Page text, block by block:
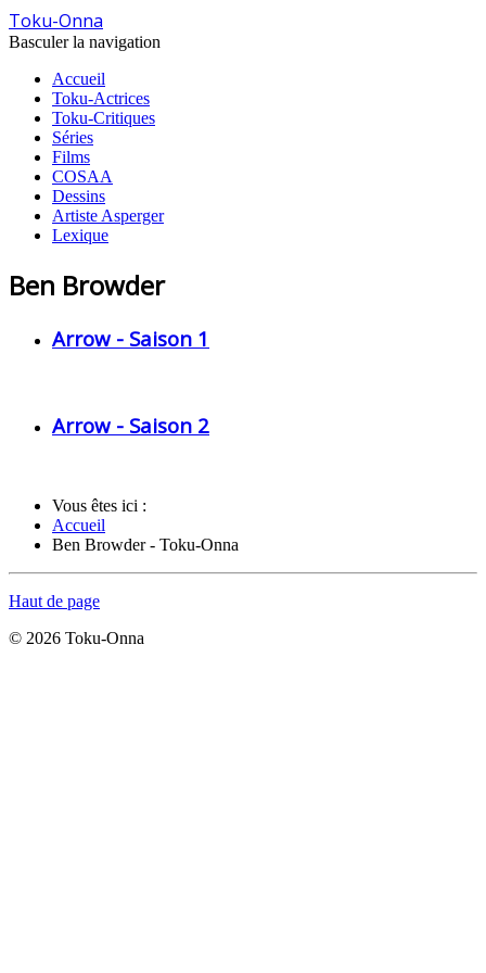
Toku-Onna
Basculer la navigation
Accueil
Toku-Actrices
Toku-Critiques
Séries
Films
COSAA
Dessins
Artiste Asperger
Lexique
Ben Browder
Arrow - Saison 1
Arrow - Saison 2
Vous êtes ici :
Accueil
Ben Browder - Toku-Onna
Haut de page
© 2026 Toku-Onna